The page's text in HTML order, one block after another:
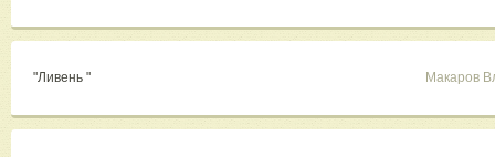
"Ливень " Макаров